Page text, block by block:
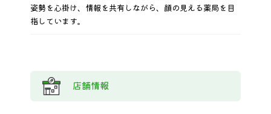
姿勢を心掛け、情報を共有しながら、顔の見える薬局を目
指しています。
店舗情報